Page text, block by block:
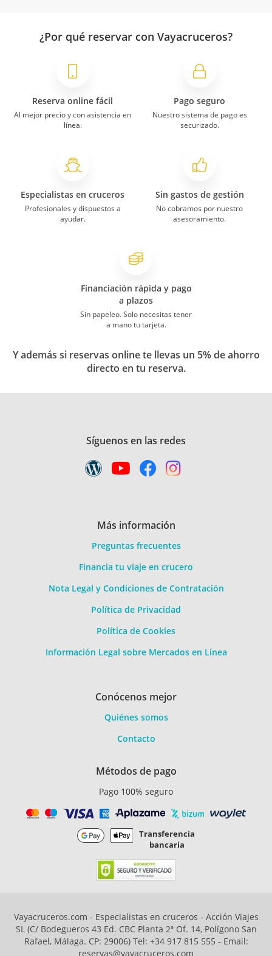
¿Por qué reservar con Vayacruceros?
Reserva online fácil
Al mejor precio y con asistencia en
línea.
Pago seguro
Nuestro sistema de pago es
securizado.
Especialistas en cruceros
Profesionales y dispuestos a
ayudar.
Sin gastos de gestión
No cobramos por nuestro
asesoramiento.
Financiación rápida y pago
a plazos
Sin papeleo. Solo necesitas tener
a mano tu tarjeta.
Y además si reservas online te llevas un 5% de ahorro
directo en tu reserva.
Síguenos en las redes
Más información
Preguntas frecuentes
Financia tu viaje en crucero
Nota Legal y Condiciones de Contratación
Política de Privacidad
Política de Cookies
Información Legal sobre Mercados en Línea
Conócenos mejor
Quiénes somos
Contacto
Métodos de pago
Pago 100% seguro
Transferencia
bancaria
Vayacruceros.com - Especialistas en cruceros - Acción Viajes
SL (C/ Bodegueros 43 Ed. CBC Planta 2ª Of. 14, Polígono San
Rafael, Málaga. CP: 29006) Tel: +34 917 815 555 - Email:
reservas@vayacruceros.com